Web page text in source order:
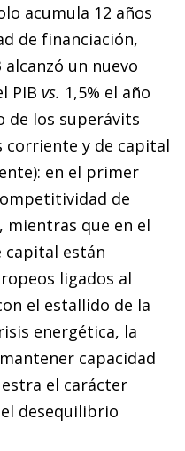
acumula 12 años
de financiación,
alcanzó un nuevo
PIB vs. 1,5% el año
de los superávits
corriente y de capital
en el primer
de
que en el
capital están
ligados al
el estallido de la
energética, la
capacidad
el carácter
desequilibrio